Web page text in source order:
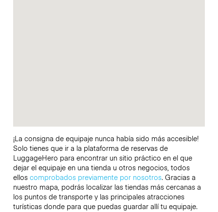
¡La consigna de equipaje nunca había sido más accesible!
Solo tienes que ir a la plataforma de reservas de
LuggageHero para encontrar un sitio práctico en el que
dejar el equipaje en una tienda u otros negocios, todos
ellos comprobados previamente por nosotros. Gracias a
nuestro mapa, podrás localizar las tiendas más cercanas a
los puntos de transporte y las principales atracciones
turísticas donde para que puedas guardar allí tu equipaje.